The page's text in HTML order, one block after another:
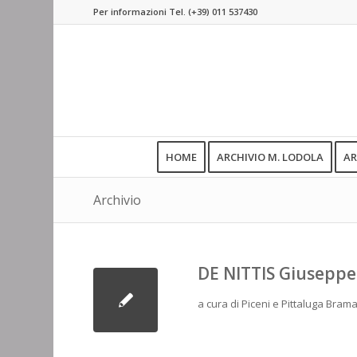
Per informazioni Tel.(+39) 011 537430
HOME ARCHIVIO M. LODOLA
Archivio
DE NITTIS
a cura di Piceni e Pittaluga